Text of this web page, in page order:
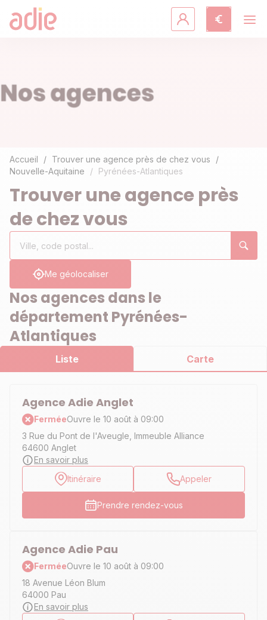
Accompagnement
Agir avec l'Adie
Accueil
Trouver une agence près de chez vous
Nouvelle-Aquitaine
Pyrénées-Atlantiques
Trouver une agence près
de chez vous
Rechercher
établissement
Ville,
code
postal...
0
résultat(s)
trouvé(s)
Me géolocaliser
Nos agences dans le
département Pyrénées-
Atlantiques
Liste Carte
Agence Adie Anglet
FerméeOuvre le 10 août à 09:00
3 Rue du Pont de l'Aveugle, Immeuble Alliance
64600 Anglet
En savoir plus
Itinéraire
Appeler
Prendre rendez-vous
Agence Adie Pau
FerméeOuvre le 10 août à 09:00
18 Avenue Léon Blum
64000 Pau
En savoir plus